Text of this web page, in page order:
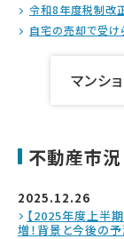
令和8年度税制改
自宅の売却で受け
マンシ
不動産市況
2025.12.26
【2025年度上半
増！背景と今後の